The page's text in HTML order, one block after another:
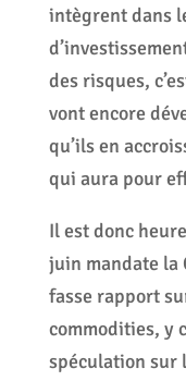
intègrent dans
des risques,
vont encore
qu’ils en
qui aura pour
Il est donc
juin mandate la
fasse rapport
commodities, y
spéculation sur